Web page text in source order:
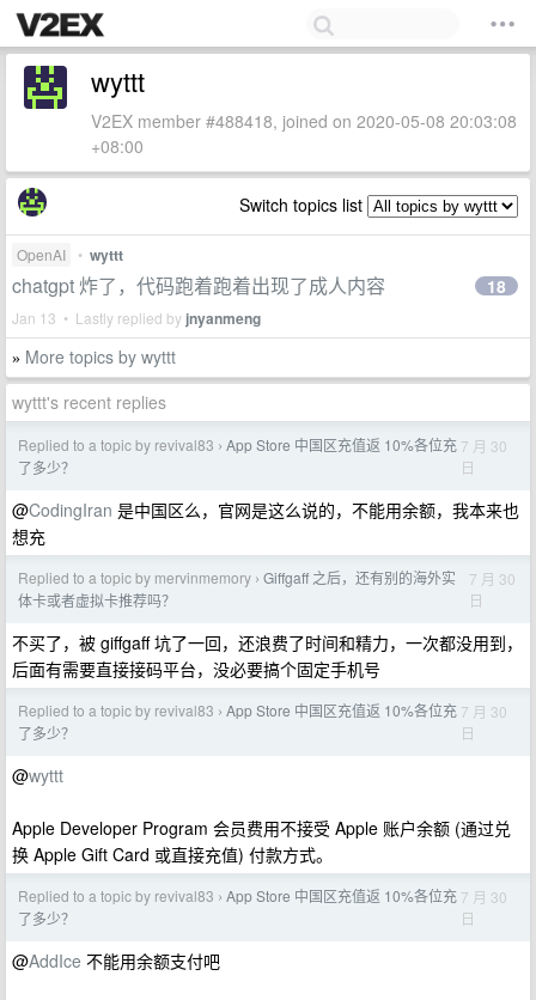
wyttt
V2EX member #488418, joined on 2020-05-08 20:03:08
+08:00
Switch topics list
OpenAI • wyttt
chatgpt 炸了，代码跑着跑着出现了成人内容
Jan 13 • Lastly replied by jnyanmeng
18
» More topics by wyttt
wyttt's recent replies
Replied to a topic by revival83 › App Store 中国区充值返 10%各位充
了多少？
7 月 30
日
@CodingIran 是中国区么，官网是这么说的，不能用余额，我本来也
想充
Replied to a topic by mervinmemory › Giffgaff 之后，还有别的海外实
体卡或者虚拟卡推荐吗？
7 月 30
日
不买了，被 giffgaff 坑了一回，还浪费了时间和精力，一次都没用到，
后面有需要直接接码平台，没必要搞个固定手机号
Replied to a topic by revival83 › App Store 中国区充值返 10%各位充
了多少？
7 月 30
日
@wyttt
Apple Developer Program 会员费用不接受 Apple 账户余额 (通过兑
换 Apple Gift Card 或直接充值) 付款方式。
Replied to a topic by revival83 › App Store 中国区充值返 10%各位充
了多少？
7 月 30
日
@AddIce 不能用余额支付吧